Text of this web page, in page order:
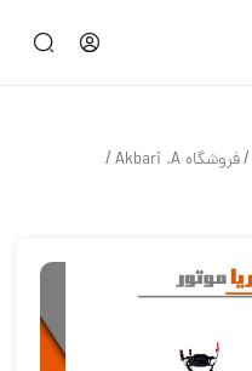
/فروشگاه Akbari .A /